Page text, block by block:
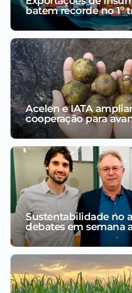
batem recorde no 1º
Acelen e IATA
cooperação para
Sustentabilidade no
debates em semana